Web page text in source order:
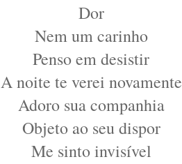
Dor
Nem um carinho
Penso em desistir
A noite te verei novamente
Adoro sua companhia
Objeto ao seu dispor
Me sinto invisível